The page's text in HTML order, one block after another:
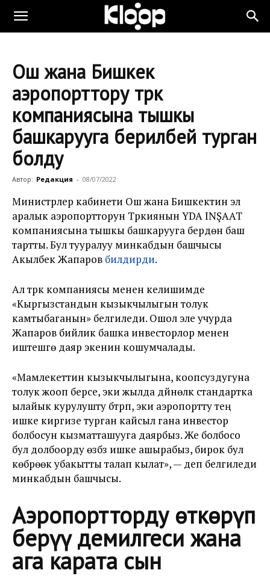
Ош жана Бишкек
аэропорттору түрк
компаниясына тышкы
башкарууга берилбей турган
болду
Автор: Редакция - 08/07/2022
Министрлер кабинети Ош жана Бишкектин эл
аралык аэропортторун Түркиянын YDA INŞAAT
компаниясына тышкы башкарууга берүүдөн баш
тартты. Бул тууралуу минкабдын башчысы
Акылбек Жапаров билдирди.
Ал түрк компаниясы менен келишимде
«Кыргызстандын кызыкчылыгын толук
камтыбаганын» белгиледи. Ошол эле учурда
Жапаров бийлик башка инвесторлор менен
иштешүүгө даяр экенин кошумчалады.
«Мамлекеттин кызыкчылыгына, коопсуздугуна
толук жооп берсе, эки жылда дүйнөлүк стандартка
ылайык курулушту бүтүрүп, эки аэропортту тең
ишке киргизе турган кайсыл гана инвестор
болбосун кызматташууга даярбыз. Же болбосо
бул долбоорду өзүбүз ишке ашырабыз, бирок бул
көбүрөөк убакытты талап кылат», — деп белгиледи
минкабдын башчысы.
Аэропортторду өткөрүп
берүү демилгеси жана
ага карата сын